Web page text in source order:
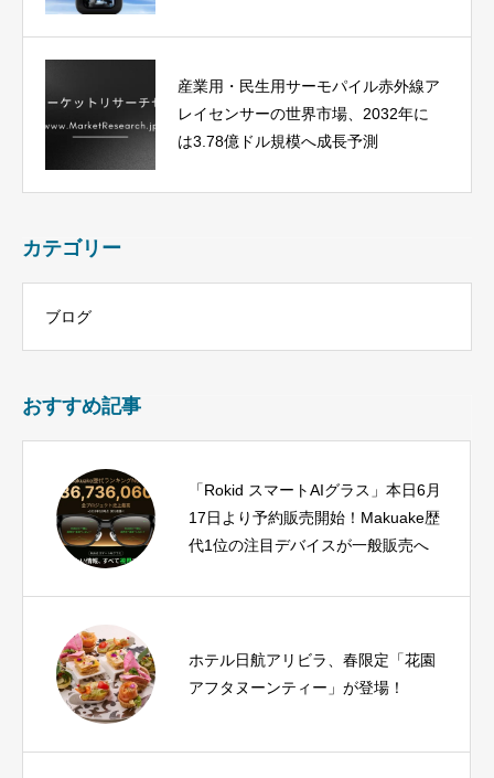
産業用・民生用サーモパイル赤外線ア
レイセンサーの世界市場、2032年に
は3.78億ドル規模へ成長予測
カテゴリー
ブログ
おすすめ記事
「Rokid スマートAIグラス」本日6月
17日より予約販売開始！Makuake歴
代1位の注目デバイスが一般販売へ
ホテル日航アリビラ、春限定「花園
アフタヌーンティー」が登場！